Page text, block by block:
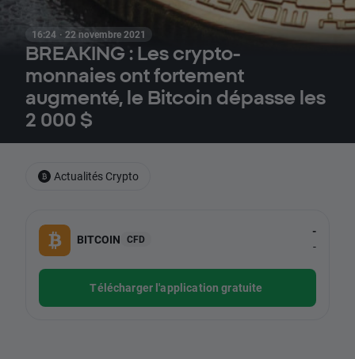
16:24 · 22 novembre 2021
BREAKING : Les crypto-
monnaies ont fortement
augmenté, le Bitcoin dépasse les
2 000 $
BITCOIN CFD
-
-
Télécharger l'application gratuite
Actualités Crypto